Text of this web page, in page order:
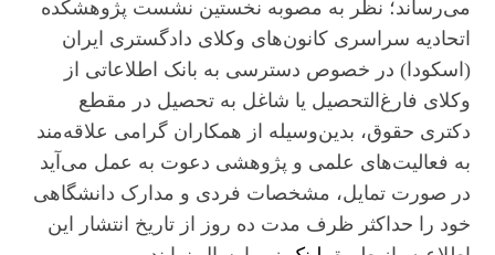
می‌رساند؛ نظر به مصوبه نخستین نشست پژوهشکده
اتحادیه سراسری کانون‌های وکلای دادگستری ایران
(اسکودا) در خصوص دسترسی به بانک اطلاعاتی از
وکلای فارغ‌التحصیل یا شاغل به تحصیل در مقطع
دکتری حقوق، بدین‌وسیله از همکاران گرامی علاقه‌مند
به فعالیت‌های علمی و پژوهشی دعوت به عمل می‌آید
در صورت تمایل، مشخصات فردی و مدارک دانشگاهی
خود را حداکثر ظرف مدت ده روز از تاریخ انتشار این